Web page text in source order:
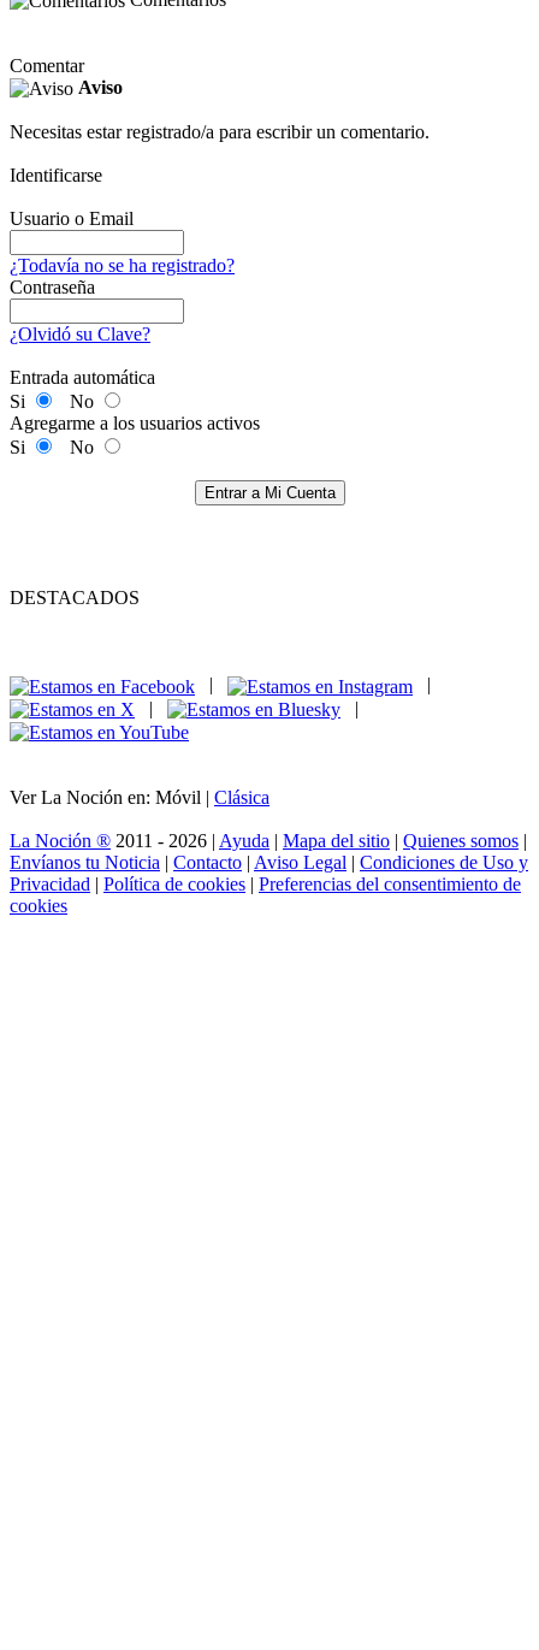
Comentar
Aviso
Necesitas estar registrado/a para escribir un comentario.
Identificarse
Usuario o Email
¿Todavía no se ha registrado?
Contraseña
¿Olvidó su Clave?
Entrada automática
Si
No
Agregarme a los usuarios activos
Si
No
Entrar a Mi Cuenta
DESTACADOS
|
|
Ver La Noción en: Móvil | Clásica
La Noción ® 2011 - 2026 | Ayuda | Mapa del sitio | Quienes somos |
Envíanos tu Noticia | Contacto | Aviso Legal | Condiciones de Uso y
Privacidad | Política de cookies | Preferencias del consentimiento de
cookies